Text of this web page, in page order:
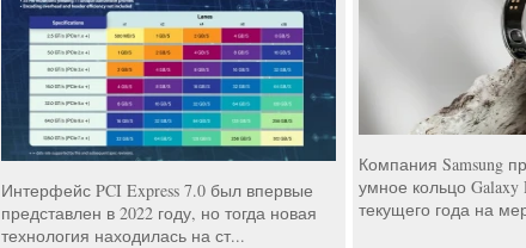
Интерфейс PCI Express 7.0 был впервые
представлен в 2022 году, но тогда новая
технология находилась на ст...
Компания Samsung
умное кольцо Galaxy
текущего года на